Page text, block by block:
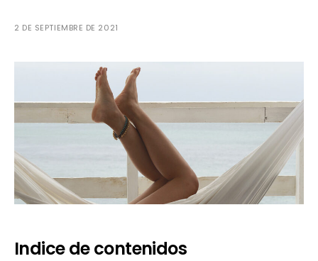
2 DE SEPTIEMBRE DE 2021
Indice de contenidos